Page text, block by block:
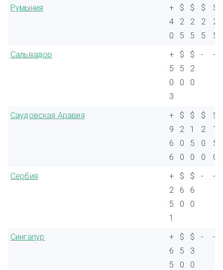
Румыния
+
4
0
$
2
5
$
2
5
$
2
5
$
2
5
Сальвадор
+
5
0
3
$
5
0
$
2
0
- -
Саудовская Аравия
+
9
6
6
$
2
0
0
$
1
5
0
$
2
0
0
$
1
5
0
Сербия
+
2
5
1
$
6
0
$
6
0
- -
Сингапур
+
6
5
$
5
0
$
3
0
- -